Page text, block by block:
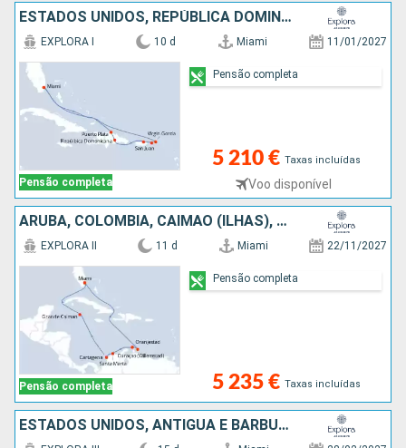
ESTADOS UNIDOS, REPÚBLICA DOMINICANA, PORTO RICO, VIRGIN GORDA
Pensão completa
EXPLORA I 10 d Miami 11/01/2027
5 210 € Taxas incluídas
Voo disponível
Pensão completa
ARUBA, COLÔMBIA, CAIMÃO (ILHAS), ESTADOS UNIDOS
Pensão completa
EXPLORA II 11 d Miami 22/11/2027
5 235 € Taxas incluídas
Pensão completa
ESTADOS UNIDOS, ANTÍGUA E BARBUDA, GUADALUPE, PORTO RICO, SÃO MARTINHO, FRANÇA, ILHAS TURCAS E CAICOS